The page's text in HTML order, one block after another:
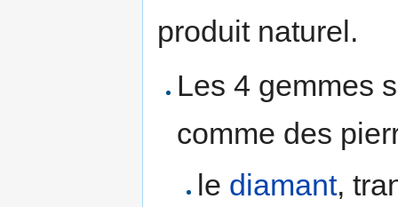
produit naturel.
Les 4 gemmes
comme des
le diamant,